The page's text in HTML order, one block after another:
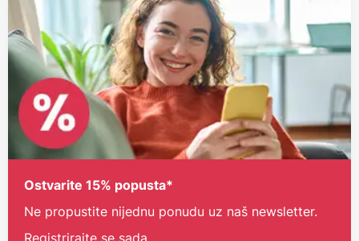
Ostvarite 15% popusta*
Ne propustite nijednu ponudu uz naš newsletter.